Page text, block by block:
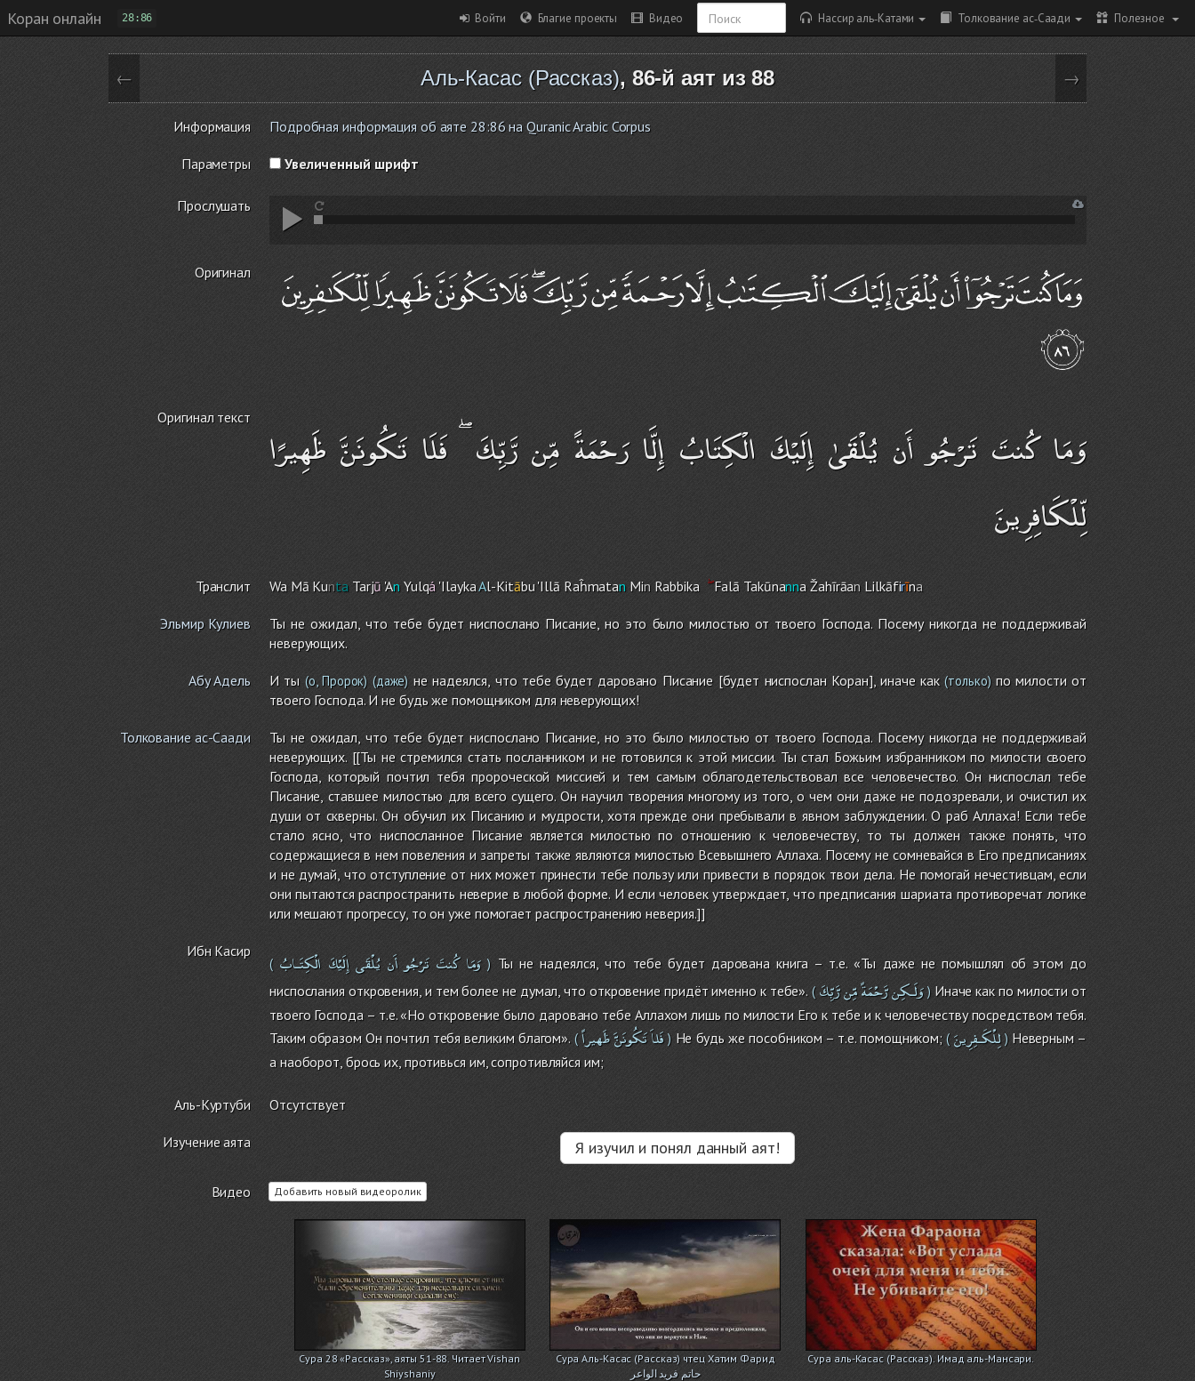
Коран онлайн 28:86 Войти Благие проекты Видео Нассир аль-Катами Толкование ас-Саади Полезное
← Аль-Касас (Рассказ), 86-й аят из 88 →
Информация Подробная информация об аяте 28:86 на Quranic Arabic Corpus
Параметры Увеличенный шрифт
Прослушать
Оригинал
Оригинал текст
وَمَا كُنتَ تَرْجُو أَن يُلْقَىٰ إِلَيْكَ الْكِتَابُ إِلَّا رَحْمَةً مِّن رَّبِّكَ ۖ فَلَا تَكُونَنَّ ظَهِيرًا
لِّلْكَافِرِينَ
Транслит Wa Mā KuntaTarjū 'AnYulqá 'IlaykaAl-Kitābu 'Illā Raĥmatan MinRabbika Falā Takūnanna Žahīrāan Lilkāfirīna
Эльмир Кулиев
Ты не ожидал, что тебе будет ниспослано Писание, но это было милостью от твоего Господа. Посему никогда не поддерживай
неверующих.
Абу Адель И ты (о, Пророк) (даже) не надеялся, что тебе будет даровано Писание [будет ниспослан Коран], иначе как(только)по милости от
твоего Господа. И не будь же помощником для неверующих!
Толкование ас-Саади
Ты не ожидал, что тебе будет ниспослано Писание, но это было милостью от твоего Господа. Посему никогда не поддерживай
неверующих. [[Ты не стремился стать посланником и не готовился к этой миссии. Ты стал Божьим избранником по милости своего
Господа, который почтил тебя пророческой миссией и тем самым облагодетельствовал все человечество. Он ниспослал тебе
Писание, ставшее милостью для всего сущего. Он научил творения многому из того, о чем они даже не подозревали, и очистил их
души от скверны. Он обучил их Писанию и мудрости, хотя прежде они пребывали в явном заблуждении. О раб Аллаха! Если тебе
стало ясно, что ниспосланное Писание является милостью по отношению к человечеству, то ты должен также понять, что
содержащиеся в нем повеления и запреты также являются милостью Всевышнего Аллаха. Посему не сомневайся в Его предписаниях
и не думай, что отступление от них может принести тебе пользу или привести в порядок твои дела. Не помогай нечестивцам, если
они пытаются распространить неверие в любой форме. И если человек утверждает, что предписания шариата противоречат логике
или мешают прогрессу, то он уже помогает распространению неверия.]]
Ибн Касир
( وَمَا كُنتَ تَرْجُو أَن يُلْقَى إِلَيْكَ الْكِتَـابُ ) Ты не надеялся, что тебе будет дарована книга – т.е. «Ты даже не помышлял об этом до
ниспослания откровения, и тем более не думал, что откровение придёт именно к тебе». ( وَلَـكِنرَّحْمَةًمِّنرَّبِّكَ )Иначе как по милости от
твоего Господа – т.е. «Но откровение было даровано тебе Аллахом лишь по милости Его к тебе и к человечеству посредством тебя.
Таким образом Он почтил тебя великим благом». ( فَلاَتَكُونَنَّظَهيراً ) Не будь же пособником – т.е. помощником; ( لِلْكَـفِرِينَ)Неверным –
а наоборот, брось их, противься им, сопротивляйся им;
Аль-Куртуби Отсутствует
Изучение аята Я изучил и понял данный аят!
Видео Добавить новый видеоролик
Сура 28 «Рассказ», аяты 51-88. Читает Vishan
Shiyshaniy
Сура Аль-Касас (Рассказ) чтец Хатим Фарид
حاتم فريد الواعر
Сура аль-Касас (Рассказ). Имад аль-Мансари.